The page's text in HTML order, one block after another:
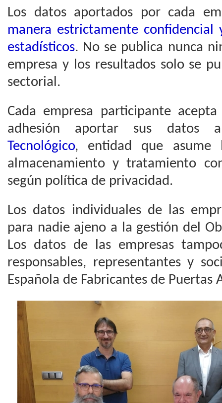
Los datos aportados por cada
manera estrictamente confidencial
estadísticos. No se publica nunca
empresa y los resultados solo se
sectorial.
Cada empresa participante
adhesión aportar sus
Tecnológico, entidad que asume
almacenamiento y tratamiento
según política de privacidad.
Los datos individuales de las
para nadie ajeno a la gestión del
Los datos de las empresas
responsables, representantes y
Española de Fabricantes de Puertas